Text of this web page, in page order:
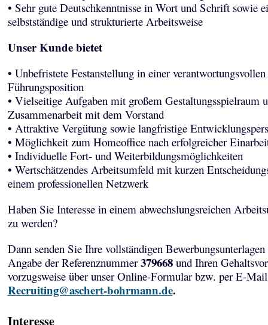
• Sehr gute Deutschkenntnisse in Wort und Schrift sowie
selbstständige und strukturierte Arbeitsweise
Unser Kunde bietet
• Unbefristete Festanstellung in einer verantwortungsvollen
Führungsposition
• Vielseitige Aufgaben mit großem Gestaltungsspielraum
Zusammenarbeit mit dem Vorstand
• Attraktive Vergütung sowie langfristige
• Möglichkeit zum Homeoffice nach erfolgreicher
• Individuelle Fort- und Weiterbildungsmöglichkeiten
• Wertschätzendes Arbeitsumfeld mit kurzen
einem professionellen Netzwerk
Haben Sie Interesse in einem abwechslungsreichen
zu werden?
Dann senden Sie Ihre vollständigen Bewerbungsunterlagen
Angabe der Referenznummer379668und Ihren
vorzugsweise über unser Online-Formular bzw. per E-
Recruiting@aschert-bohrmann.de.
Interesse